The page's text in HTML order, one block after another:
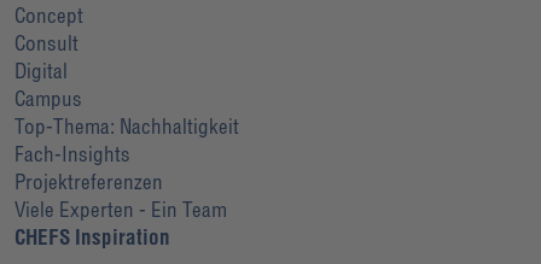
Concept
Consult
Digital
Campus
Top-Thema: Nachhaltigkeit
Fach-Insights
Projektreferenzen
Viele Experten - Ein Team
CHEFS Inspiration